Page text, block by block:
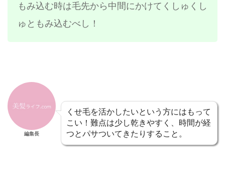
もみ込む時は毛先から中間にかけてくしゅくし
ゅともみ込むべし！
編集長
くせ毛を活かしたいという方にはもって
こい！難点は少し乾きやすく、時間が経
つとパサついてきたりすること。